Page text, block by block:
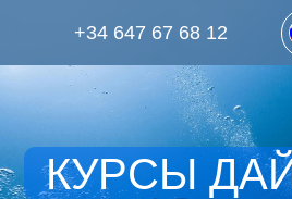
+34 647 67 68 12
КУРСЫ